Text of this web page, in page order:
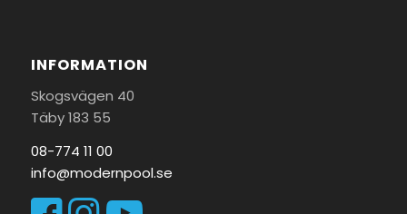
INFORMATION
Skogsvägen 40
Täby 183 55
08-774 11 00
info@modernpool.se